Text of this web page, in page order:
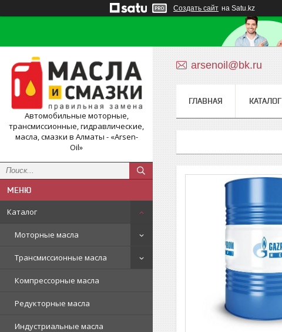
Создать сайт на Satu.kz
Автомобильные моторные,
трансмиссионные, гидравлические,
масла, смазки в Алматы - «Arsen-
Oil»
Каталог
Моторные масла
Трансмиссионные масла
Компрессорные масла
Редукторные масла
Индустриальные масла
arsenoil@bk.ru
ГЛАВНАЯ КАТАЛОГ